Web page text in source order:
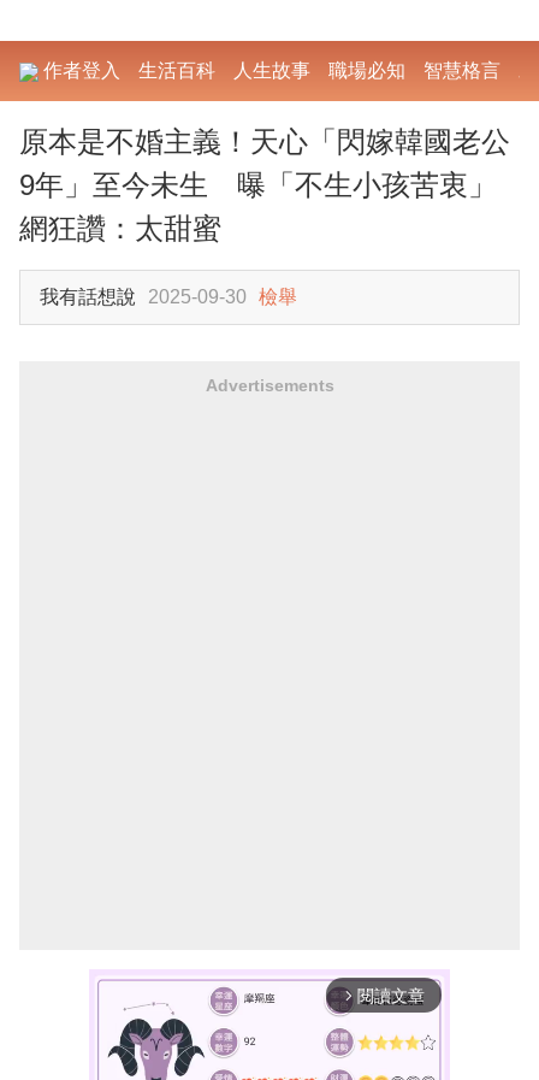
作者登入 生活百科 人生故事 職場必知 智慧格言
原本是不婚主義！天心「閃嫁韓國老公
9年」至今未生 曝「不生小孩苦衷」
網狂讚：太甜蜜
我有話想說 2025-09-30 檢舉
Advertisements
arrow_forward_ios 閱讀文章